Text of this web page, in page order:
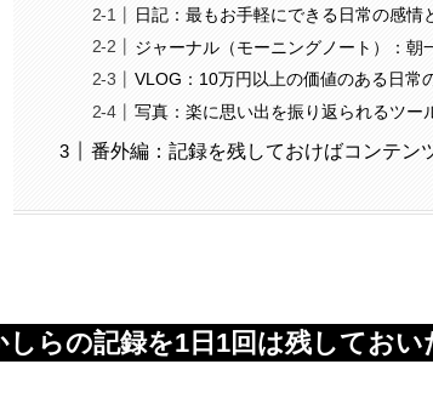
日記：最もお手軽にできる日常の感情
ジャーナル（モーニングノート）：
VLOG：10万円以上の価値のある日常
写真：楽に思い出を振り返られるツー
番外編：記録を残しておけばコンテン
しらの記録を1日1回は残しておい